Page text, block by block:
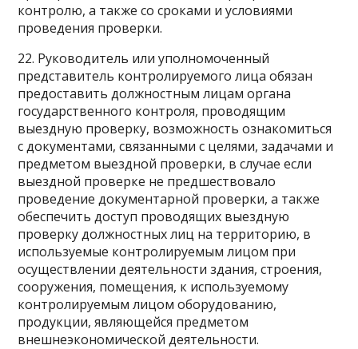
контролю, а также со сроками и условиями
проведения проверки.
22. Руководитель или уполномоченный
представитель контролируемого лица обязан
предоставить должностным лицам органа
государственного контроля, проводящим
выездную проверку, возможность ознакомиться
с документами, связанными с целями, задачами и
предметом выездной проверки, в случае если
выездной проверке не предшествовало
проведение документарной проверки, а также
обеспечить доступ проводящих выездную
проверку должностных лиц на территорию, в
используемые контролируемым лицом при
осуществлении деятельности здания, строения,
сооружения, помещения, к используемому
контролируемым лицом оборудованию,
продукции, являющейся предметом
внешнеэкономической деятельности.